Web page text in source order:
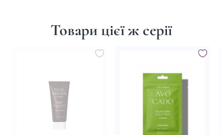
Товари цієї ж серії